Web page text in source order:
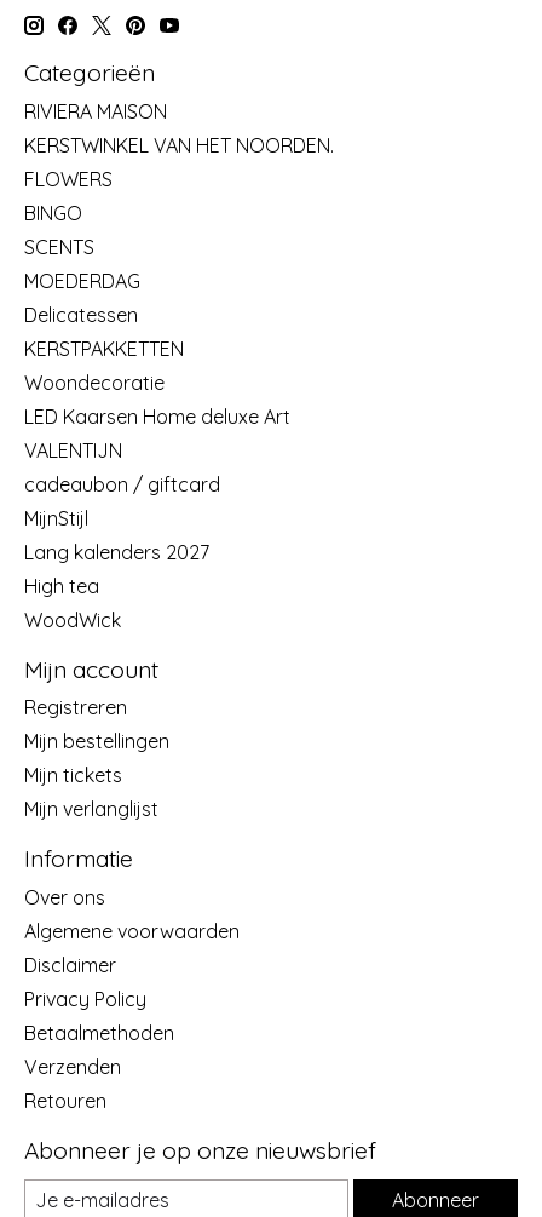
Categorieën
RIVIERA MAISON
KERSTWINKEL VAN HET NOORDEN.
FLOWERS
BINGO
SCENTS
MOEDERDAG
Delicatessen
KERSTPAKKETTEN
Woondecoratie
LED Kaarsen Home deluxe Art
VALENTIJN
cadeaubon / giftcard
MijnStijl
Lang kalenders 2027
High tea
WoodWick
Mijn account
Registreren
Mijn bestellingen
Mijn tickets
Mijn verlanglijst
Informatie
Over ons
Algemene voorwaarden
Disclaimer
Privacy Policy
Betaalmethoden
Verzenden
Retouren
Abonneer je op onze nieuwsbrief
Abonneer